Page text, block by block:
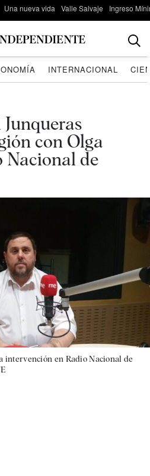
Una nueva vida Valle Salvaje Ingreso
INTERNACIONAL
con Olga
Nacional de
intervención en Radio Nacional de